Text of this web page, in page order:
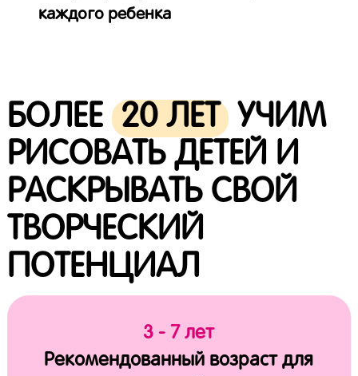
каждого ребенка
БОЛЕЕ 20 ЛЕТ УЧИМ
РИСОВАТЬ ДЕТЕЙ И
РАСКРЫВАТЬ СВОЙ
ТВОРЧЕСКИЙ
ПОТЕНЦИАЛ
3 - 7 лет
Рекомендованный возраст для